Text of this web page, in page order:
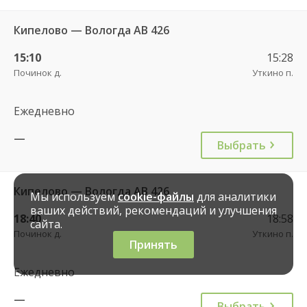
Кипелово — Вологда АВ 426
15:10
Починок д.
15:28
Уткино п.
Ежедневно
—
Выбрать
Кипелово — Вологда АВ 426
18:40
Починок д.
18:58
Уткино п.
Ежедневно
—
Мы используем cookie-файлы для аналитики
ваших действий, рекомендаций и улучшения
сайта.
Принять